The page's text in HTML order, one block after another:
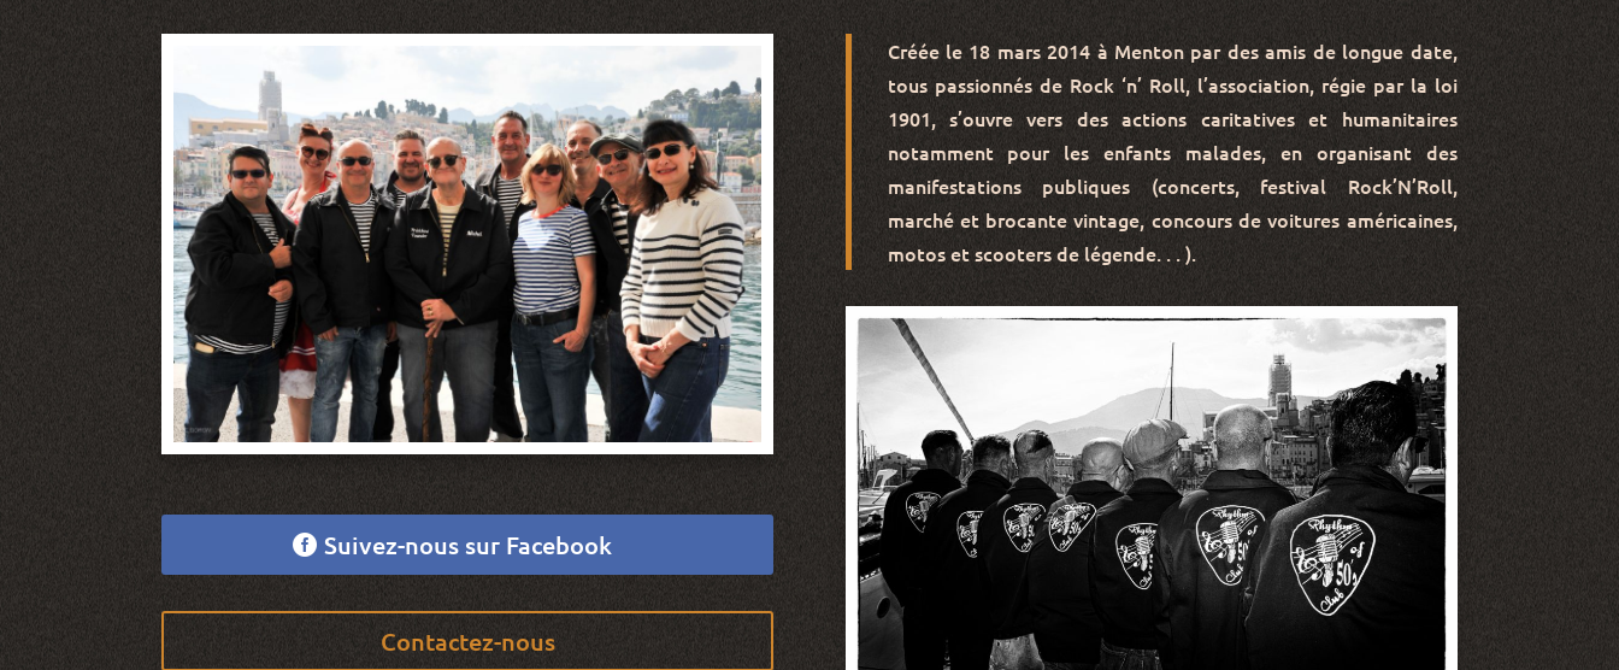
Suivez-nous sur Facebook
Contactez-nous
Créée le 18 mars 2014 à Menton par des amis de longue date,
tous passionnés de Rock ‘n’ Roll, l’association, régie par la loi
1901, s’ouvre vers des actions caritatives et humanitaires
notamment pour les enfants malades, en organisant des
manifestations publiques (concerts, festival Rock’N’Roll,
marché et brocante vintage, concours de voitures américaines,
motos et scooters de légende. . . ).